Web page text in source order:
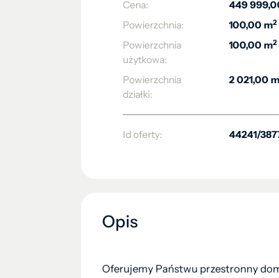
Cena:
449
Powierzchnia:
100,00 m2
Powierzchnia
użytkowa:
100,00 m2
Powierzchnia
działki:
2 021,00 m
Id oferty: 44241/
Opis
Oferujemy Państwu przestronny